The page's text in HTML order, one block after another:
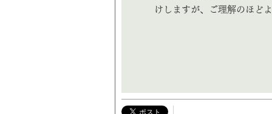
けしますが、ご理解のほど